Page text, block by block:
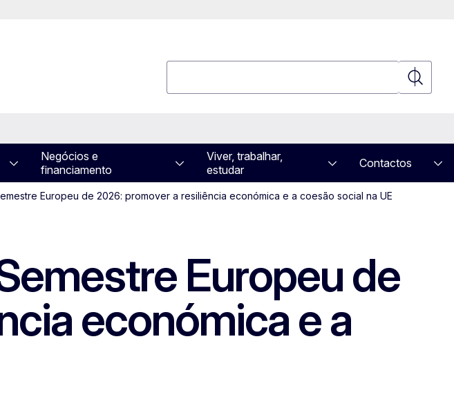
Negócios e
financiamento
Viver, trabalhar,
estudar
Contactos
Europeu de 2026: promover a resiliência económica e a coesão social na UE
Europeu de
económica e a